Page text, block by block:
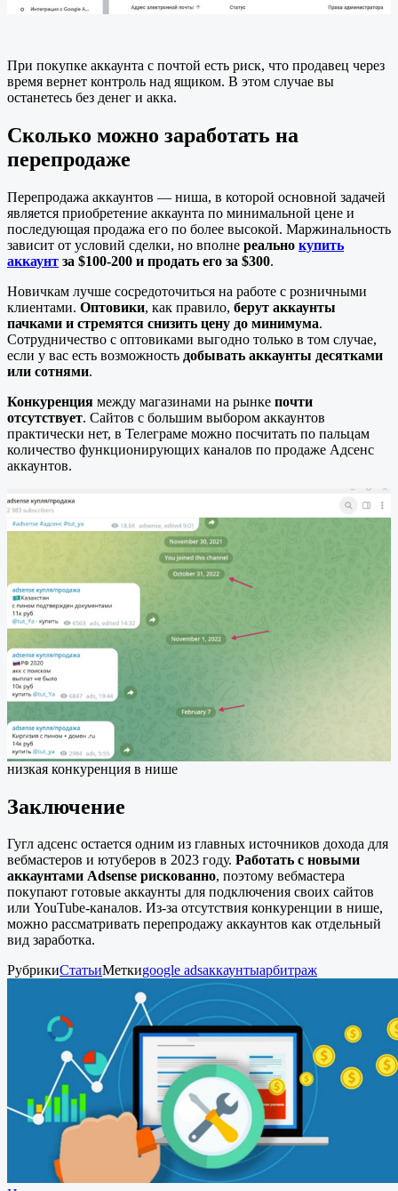
При покупке аккаунта с почтой есть риск, что продавец через
время вернет контроль над ящиком. В этом случае вы
останетесь без денег и акка.
Сколько можно заработать на
перепродаже
Перепродажа аккаунтов — ниша, в которой основной задачей
является приобретение аккаунта по минимальной цене и
последующая продажа его по более высокой. Маржинальность
зависит от условий сделки, но вполне реально купить
аккаунт за $100-200 и продать его за $300.
Новичкам лучше сосредоточиться на работе с розничными
клиентами. Оптовики, как правило, берут аккаунты
пачками и стремятся снизить цену до минимума.
Сотрудничество с оптовиками выгодно только в том случае,
если у вас есть возможность добывать аккаунты десятками
или сотнями.
Конкуренция между магазинами на рынке почти
отсутствует. Сайтов с большим выбором аккаунтов
практически нет, в Телеграме можно посчитать по пальцам
количество функционирующих каналов по продаже Адсенс
аккаунтов.
низкая конкуренция в нише
Заключение
Гугл адсенс остается одним из главных источников дохода для
вебмастеров и ютуберов в 2023 году. Работать с новыми
аккаунтами Adsense рискованно, поэтому вебмастера
покупают готовые аккаунты для подключения своих сайтов
или YouTube-каналов. Из-за отсутствия конкуренции в нише,
можно рассматривать перепродажу аккаунтов как отдельный
вид заработка.
РубрикиСтатьиМеткиgoogle adsаккаунтыарбитраж